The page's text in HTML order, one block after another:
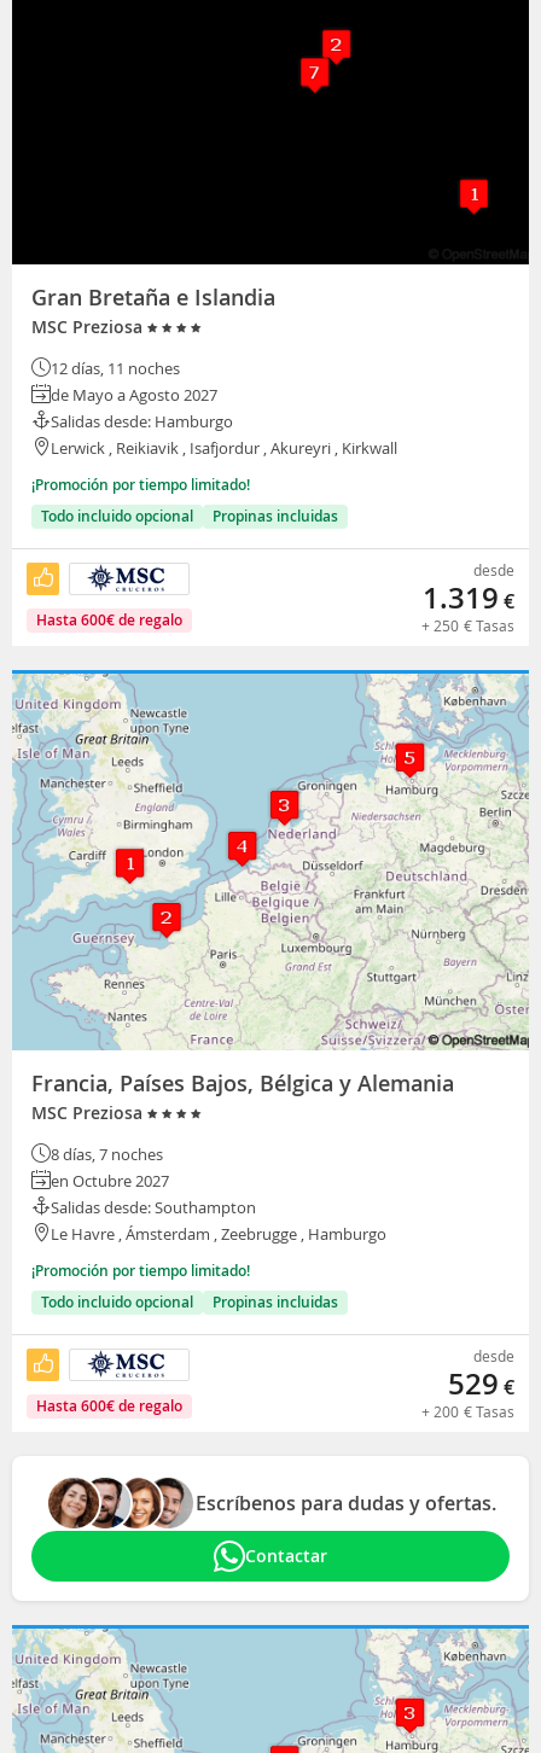
Gran Bretaña e Islandia
MSC Preziosa
12 días, 11 noches
de Mayo a Agosto 2027
Salidas desde: Hamburgo
Lerwick , Reikiavik , Isafjordur , Akureyri , Kirkwall
¡Promoción por tiempo limitado!
Todo incluido opcional
Propinas incluidas
Hasta 600€de regalo
desde
1.319 €
+ 250 €Tasas
Francia, Países Bajos, Bélgica y Alemania
MSC Preziosa
8 días, 7 noches
en Octubre 2027
Salidas desde: Southampton
Le Havre , Ámsterdam , Zeebrugge , Hamburgo
¡Promoción por tiempo limitado!
Todo incluido opcional
Propinas incluidas
Hasta 600€de regalo
desde
529 €
+ 200 €Tasas
Escríbenos para dudas y ofertas.
Contactar